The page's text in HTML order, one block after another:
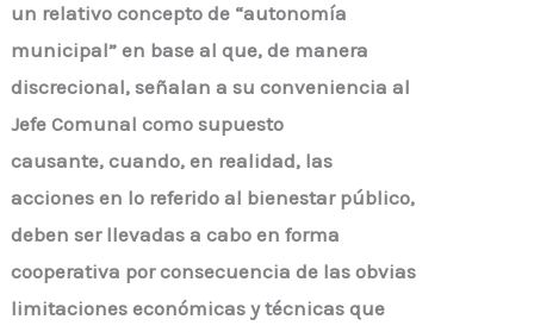
un relativo concepto de “autonomía
municipal” en base al que, de manera
discrecional, señalan a su conveniencia al
Jefe Comunal como supuesto
causante, cuando, en realidad, las
acciones en lo referido al bienestar público,
deben ser llevadas a cabo en forma
cooperativa por consecuencia de las obvias
limitaciones económicas y técnicas que